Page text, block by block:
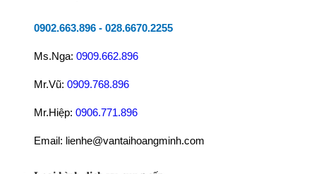
0902.663.896 - 028.6670.2255
Ms.Nga: 0909.662.896
Mr.Vũ: 0909.768.896
Mr.Hiệp: 0906.771.896
Email: lienhe@vantaihoangminh.com